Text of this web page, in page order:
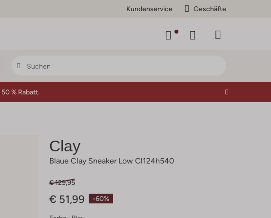
Kundenservice Geschäfte
50 % Rabatt.
Clay
Blaue Clay Sneaker Low Cl124h540
-60%
€ 129,95
€ 51,99